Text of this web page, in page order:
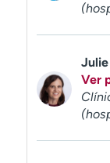
Julie
Ver